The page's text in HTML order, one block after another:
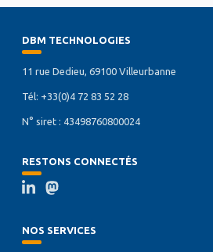
DBM TECHNOLOGIES
11 rue Dedieu, 69100 Villeurbanne
Tél: +33(0)4 72 83 52 28
N° siret : 43498760800024
RESTONS CONNECTÉS
NOS SERVICES